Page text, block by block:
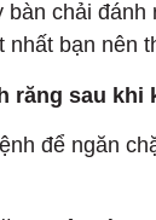
chải
bạn nên
răng sau khi
để ngăn